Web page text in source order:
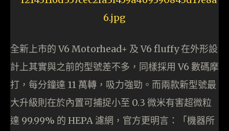
全新上市的 V6 Motorhead+ 及 V6 fluffy 在外形設
計上其實與之前的型號差不多，同樣採用 V6 數碼摩
打，每分鐘達 11 萬轉，吸力強勁。而兩款新型號最
大升級則在於內置可捕捉小至 0.3 微米有害超微粒
達 99.99% 的 HEPA 濾網，官方更明言：「機器所